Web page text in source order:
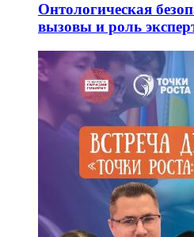
Онтологическая
вызовы и роль